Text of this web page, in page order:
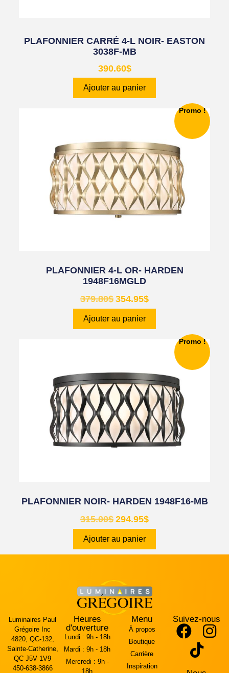
PLAFONNIER CARRÉ 4-L NOIR- EASTON
3038F-MB
390.60$
Ajouter au panier
Promo !
PLAFONNIER 4-L OR- HARDEN
1948F16MGLD
379.80$ 354.95$
Ajouter au panier
Promo !
PLAFONNIER NOIR- HARDEN 1948F16-MB
315.00$ 294.95$
Ajouter au panier
Luminaires Paul
Grégoire Inc
4820, QC-132,
Sainte-Catherine,
QC J5V 1V9
450-638-3866
Heures
d'ouverture
Lundi : 9h - 18h
Mardi : 9h - 18h
Mercredi : 9h -
18h
Menu
À propos
Boutique
Carrière
Inspiration
Suivez-nous